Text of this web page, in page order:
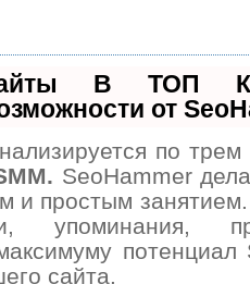
В ТОП
от
по трем
SeoHammer
и простым
упоминания,
потенциал
сайта.